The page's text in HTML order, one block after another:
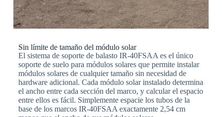
Sin límite de tamaño del módulo solar
El sistema de soporte de balasto IR-40FSAA es el único
soporte de suelo para módulos solares que permite instalar
módulos solares de cualquier tamaño sin necesidad de
hardware adicional. Cada módulo solar instalado determina
el ancho entre cada sección del marco, y calcular el espacio
entre ellos es fácil. Simplemente espacie los tubos de la
base de los marcos IR-40FSAA exactamente 2,54 cm